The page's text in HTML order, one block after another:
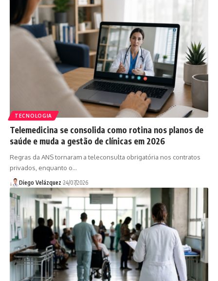
TECNOLOGIA
Telemedicina se consolida como rotina nos planos de
saúde e muda a gestão de clínicas em 2026
Regras da ANS tornaram a teleconsulta obrigatória nos contratos
privados, enquanto o…
Diego Velázquez 24/07/2026